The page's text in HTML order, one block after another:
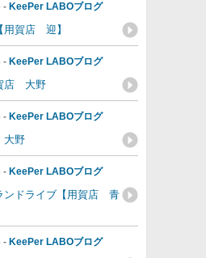
- KeePer LABOブログ
用賀店 迎】
- KeePer LABOブログ
店 大野
- KeePer LABOブログ
野
- KeePer LABOブログ
ンドライブ【用賀店 青
- KeePer LABOブログ